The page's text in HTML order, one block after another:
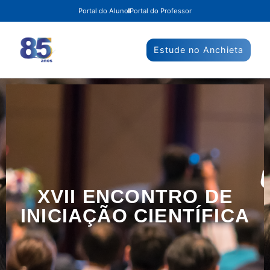
Portal do Aluno Portal do Professor
Estude no Anchieta
XVII ENCONTRO DE
INICIAÇÃO CIENTÍFICA